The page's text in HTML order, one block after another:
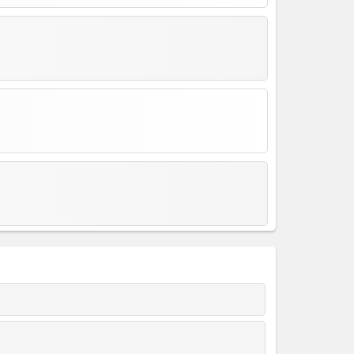
VAR ODA DOGA ETMEK DOGA EDERSEN SENIN